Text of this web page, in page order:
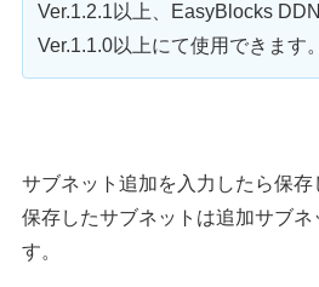
Ver.1.2.1以上、EasyBlocks
Ver.1.1.0以上にて使用できます。
サブネット追加を入力したら保存
保存したサブネットは追加サブネ
す。